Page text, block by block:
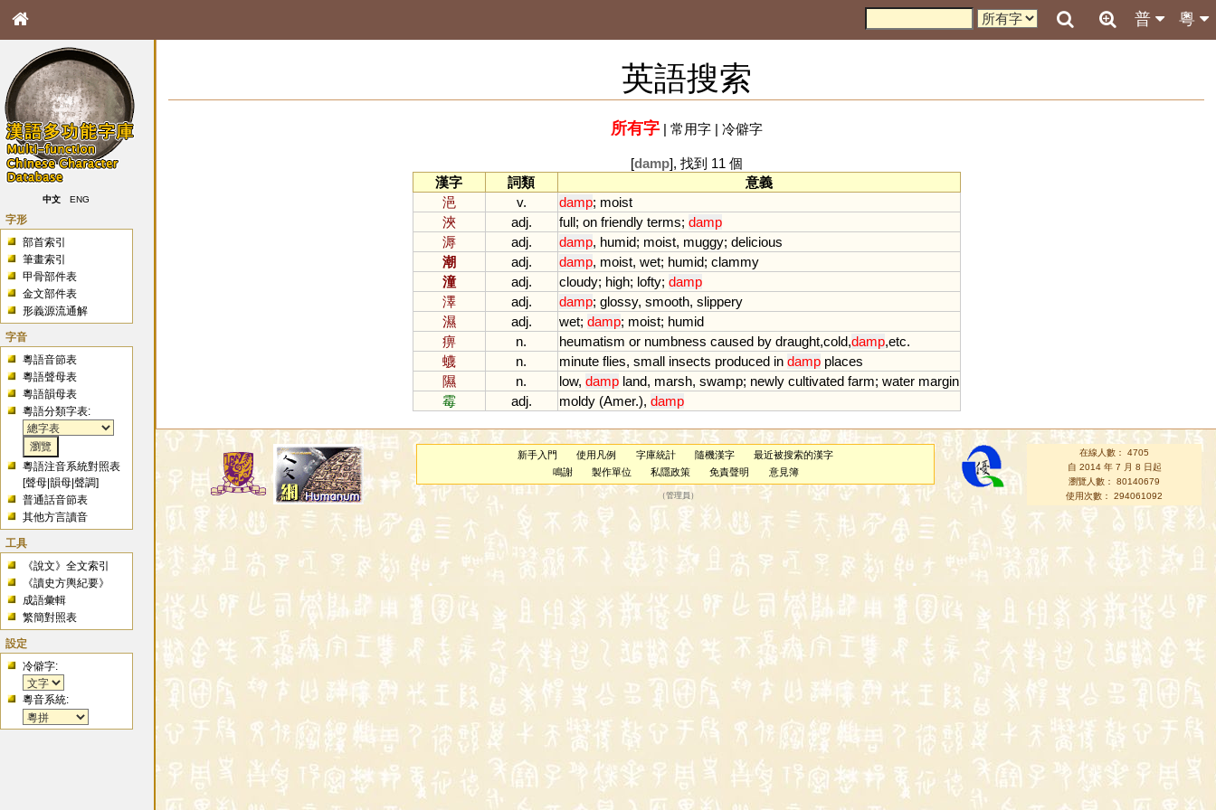
粵
普
中文 ENG
字形
部首索引
筆畫索引
甲骨部件表
金文部件表
形義源流通解
字音
粵語音節表
粵語聲母表
粵語韻母表
粵語分類字表:
粵語注音系統對照表
[聲母 |韻母 |聲調]
普通話音節表
其他方言讀音
工具
《說文》全文索引
《讀史方輿紀要》
成語彙輯
繁簡對照表
設定
冷僻字:
粵音系統:
英語搜索
所有字| 常用字| 冷僻字
[damp], 找到 11 個
漢字
詞類
意義
浥
v. damp; moist
浹
adj. full; on friendly terms; damp
溽
adj. damp, humid; moist, muggy; delicious
潮
adj. damp, moist, wet; humid; clammy
潼
adj. cloudy; high; lofty; damp
澤
adj. damp; glossy, smooth, slippery
濕
adj. wet; damp; moist; humid
痹
n. heumatism or numbness caused by draught,cold,damp,etc.
蠛
n. minute flies, small insects produced in damp places
隰
n. low, damp land, marsh, swamp; newly cultivated farm; water margin
霉
adj. moldy(Amer.), damp
新手入門 使用凡例 字庫統計 隨機漢字
最近被搜索的漢字
鳴謝
製作單位 私隱政策 免責聲明 意見簿
（管理員 ）
在線人數： 4705
自 2014 年 7 月 8 日起
瀏覽人數： 80140679
使用次數： 294061092